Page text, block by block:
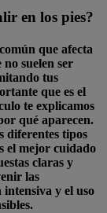
en los pies?
que afecta
no suelen ser
tus
que es el
te explicamos
qué aparecen.
diferentes tipos
el mejor cuidado
claras y
las
y el uso